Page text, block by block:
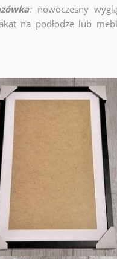
:nowoczesny
na podłodze lub